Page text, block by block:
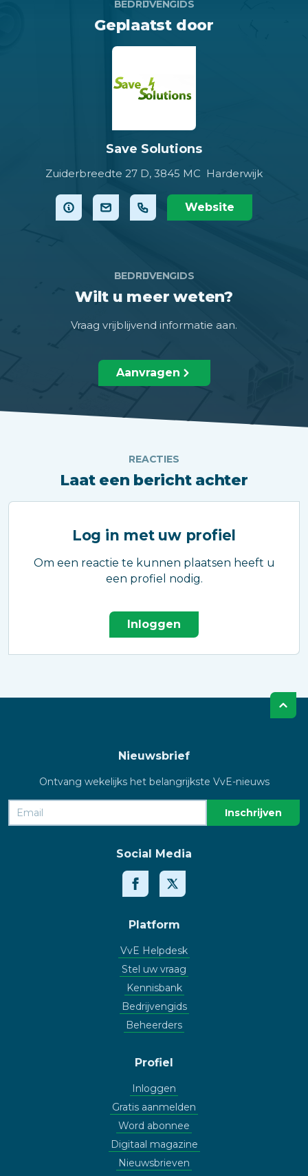
BEDRIJVENGIDS
Geplaatst door
Save Solutions
Zuiderbreedte 27 D, 3845 MC Harderwijk
Website
BEDRIJVENGIDS
Wilt u meer weten?
Vraag vrijblijvend informatie aan.
Aanvragen
REACTIES
Laat een bericht achter
Log in met uw profiel
Om een reactie te kunnen plaatsen heeft u
een profiel nodig.
Inloggen
Nieuwsbrief
Ontvang wekelijks het belangrijkste VvE-nieuws
Social Media
Platform
VvE Helpdesk
Stel uw vraag
Kennisbank
Bedrijvengids
Beheerders
Profiel
Inloggen
Gratis aanmelden
Word abonnee
Digitaal magazine
Nieuwsbrieven